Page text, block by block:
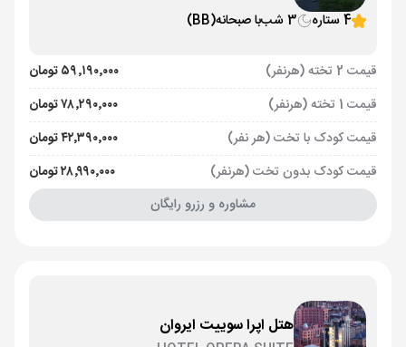
4 ستاره
3 شب با صبحانه(BB)
قیمت 2 تخته (هرنفر)
۵۹٬۱۹۰٬۰۰۰ تومان
قیمت 1 تخته (هرنفر)
۷۸٬۲۹۰٬۰۰۰ تومان
قیمت کودک با تخت (هر نفر)
۴۲٬۳۹۰٬۰۰۰ تومان
قیمت کودک بدون تخت (هرنفر)
۲۸٬۹۹۰٬۰۰۰ تومان
مشاوره و رزرو رایگان
هتل اپرا سوییت ایروان